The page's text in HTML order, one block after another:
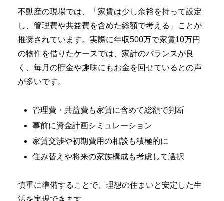
不動産の現場では、「家賃は少し余裕を持って設定
し、管理費や共益費を含めた総額で考える」ことが
推奨されています。実際に年収500万で家賃10万円
の物件を借りたケースでは、家計のバランスが良
く、毎月の貯金や趣味にもお金を回せているとの声
が多いです。
管理費・共益費も家賃に含めて総額で判断
事前に資金計画シミュレーション
家賃交渉や初期費用の相談も積極的に
住み替えや将来の家族構成も考慮して選択
慎重に準備することで、理想の住まいと安定した生